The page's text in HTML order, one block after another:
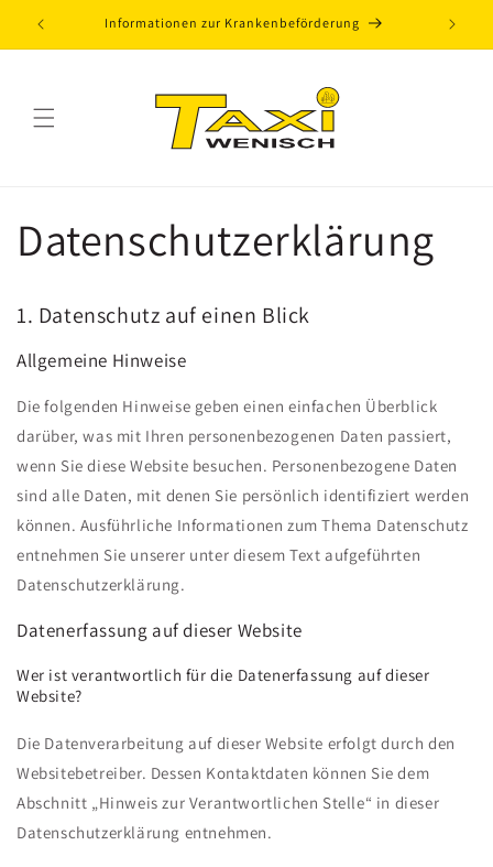
zum
Informationen zur Krankenbeförderung
Datenschutzerklärung
1. Datenschutz auf einen Blick
Allgemeine Hinweise
Die folgenden Hinweise geben einen einfachen Überblick
darüber, was mit Ihren personenbezogenen Daten passiert,
wenn Sie diese Website besuchen. Personenbezogene Daten
sind alle Daten, mit denen Sie persönlich identifiziert werden
können. Ausführliche Informationen zum Thema Datenschutz
entnehmen Sie unserer unter diesem Text aufgeführten
Datenschutzerklärung.
Datenerfassung auf dieser Website
Wer ist verantwortlich für die Datenerfassung auf dieser
Website?
Die Datenverarbeitung auf dieser Website erfolgt durch den
Websitebetreiber. Dessen Kontaktdaten können Sie dem
Abschnitt „Hinweis zur Verantwortlichen Stelle“ in dieser
Datenschutzerklärung entnehmen.